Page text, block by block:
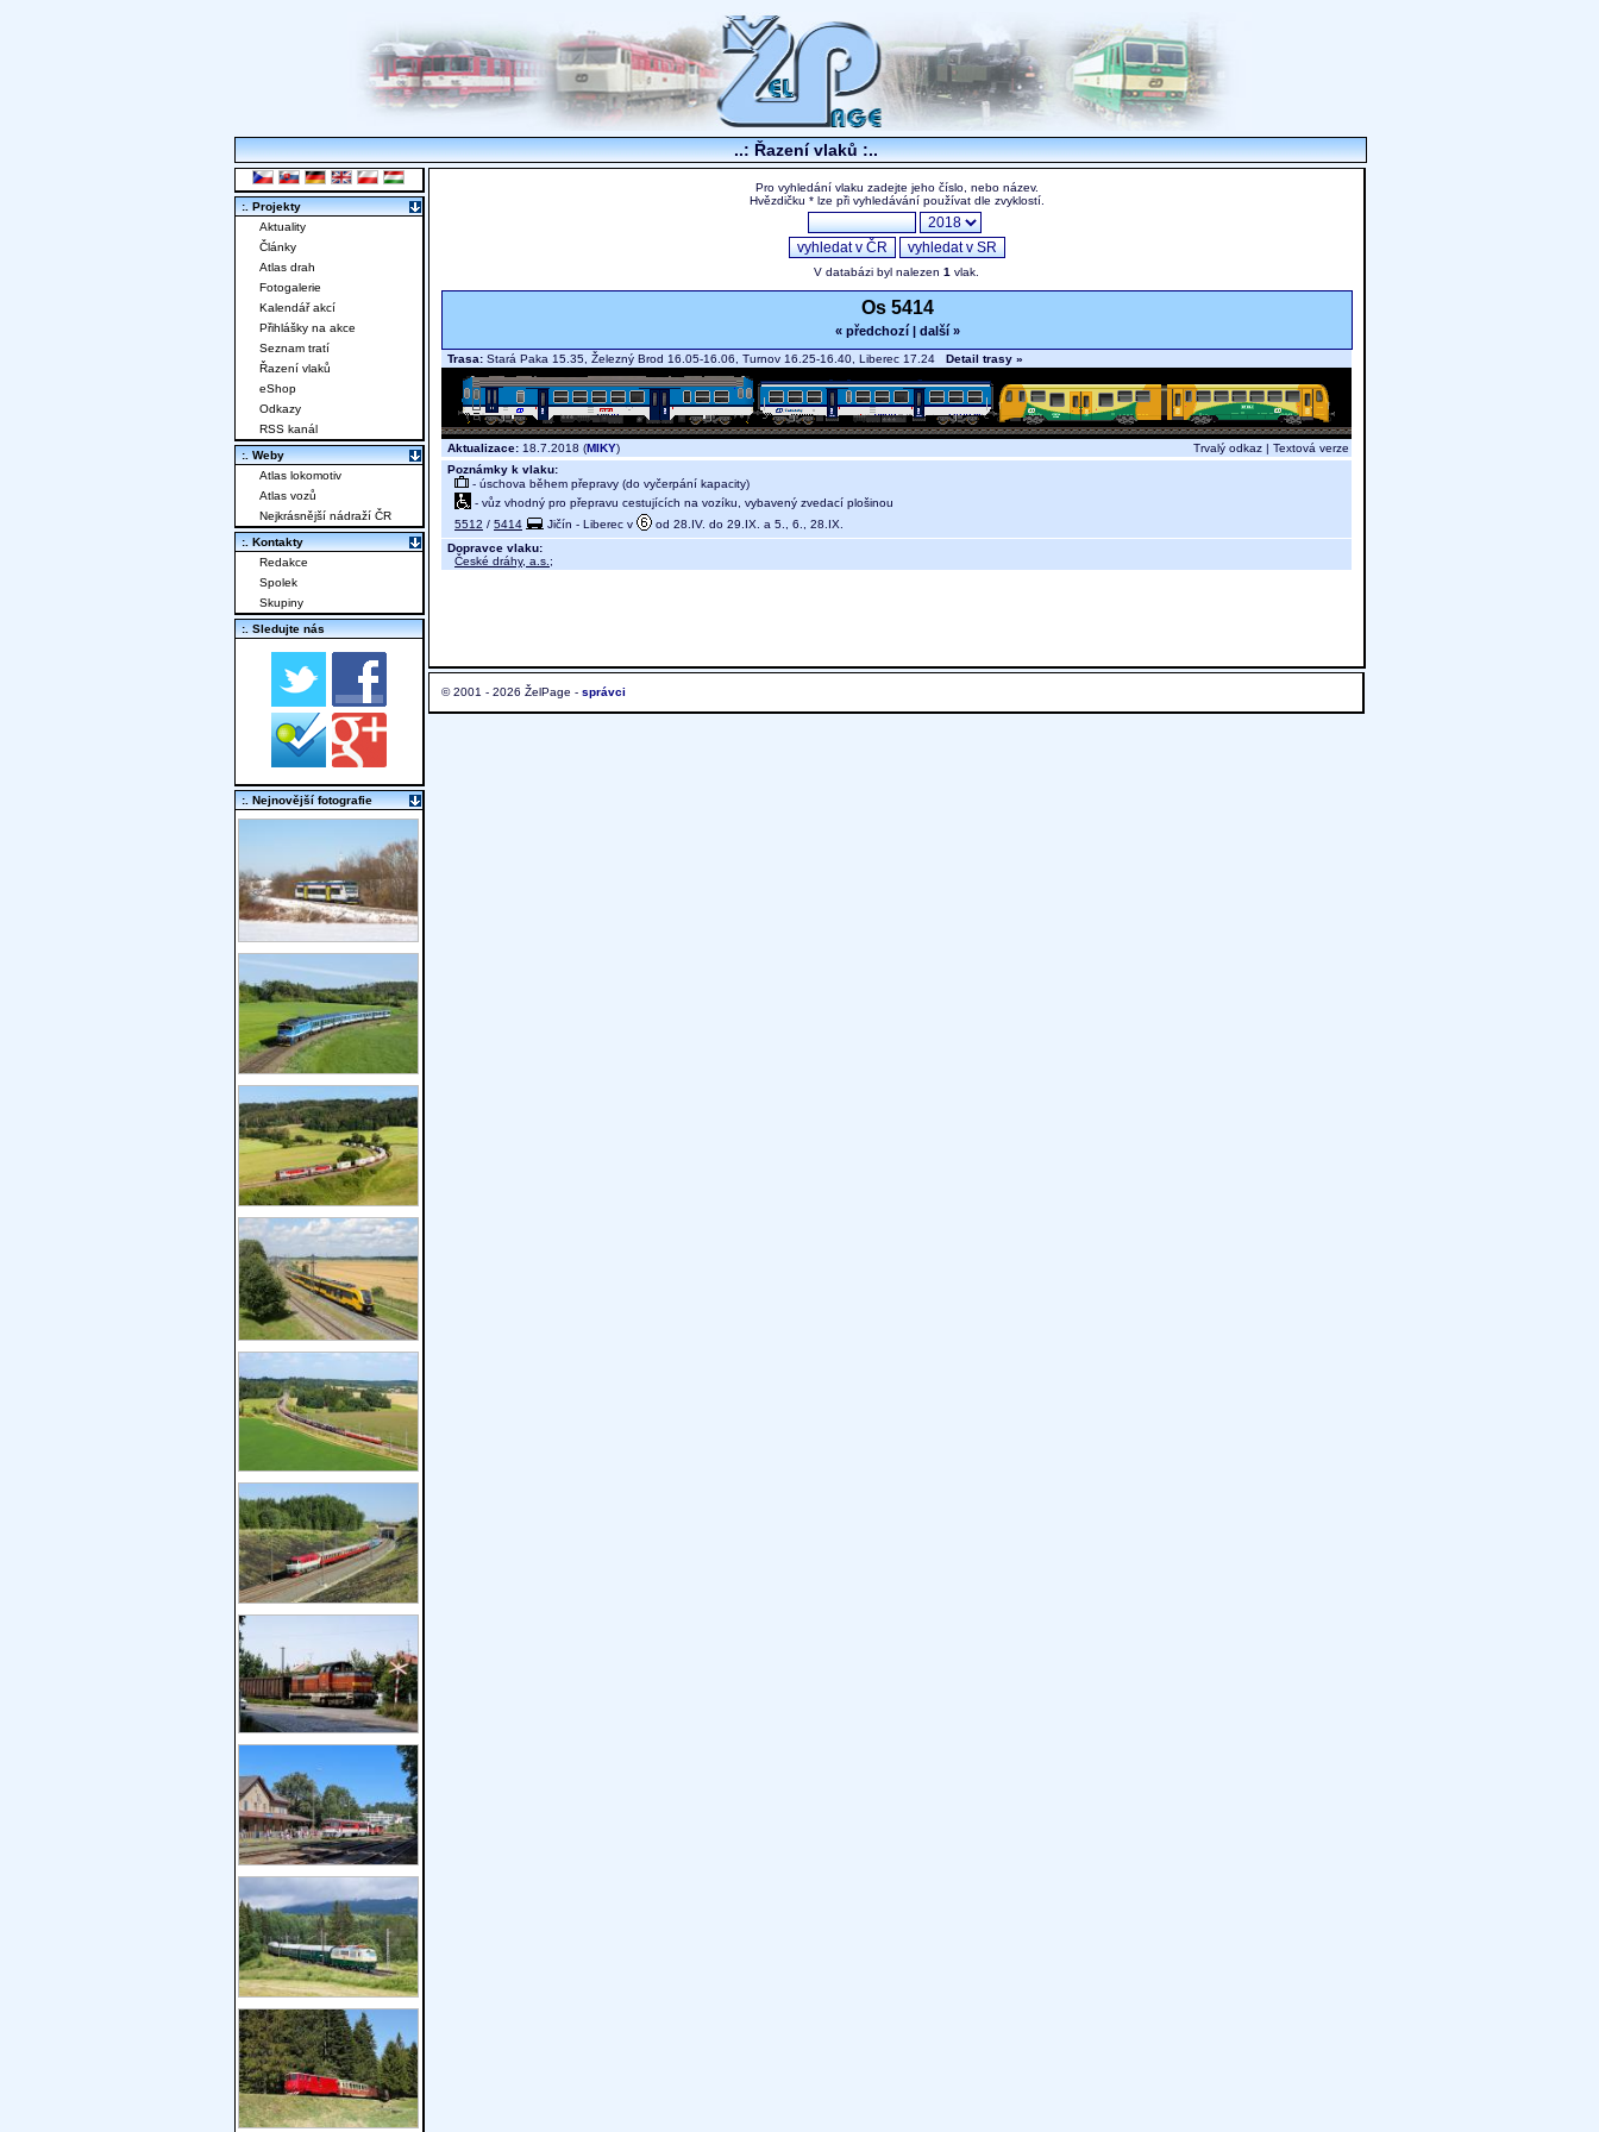
..: Řazení vlaků :..
Pro vyhledání vlaku zadejte jeho číslo, nebo název.
Hvězdičku * lze při vyhledávání používat dle zvyklostí.
V databázi byl nalezen 1 vlak.
Os 5414
« předchozí| další »
Trasa: Stará Paka 15.35, Železný Brod 16.05-16.06, Turnov 16.25-16.40, Liberec 17.24 Detail trasy »
Aktualizace: 18.7.2018 (MIKY) Trvalý odkaz | Textová verze
Poznámky k vlaku:
- úschova během přepravy (do vyčerpání kapacity)
- vůz vhodný pro přepravu cestujících na vozíku, vybavený zvedací plošinou
5512 / 5414 Jičín - Liberec v
od 28.IV. do 29.IX. a 5., 6., 28.IX.
Dopravce vlaku:
České dráhy, a.s. ;
© 2001 - 2026 ŽelPage - správci
:. Projekty
Aktuality
Články
Atlas drah
Fotogalerie
Kalendář akcí
Přihlášky na akce
Seznam tratí
Řazení vlaků
eShop
Odkazy
RSS kanál
:. Weby
Atlas lokomotiv
Atlas vozů
Nejkrásnější nádraží ČR
:. Kontakty
Redakce
Spolek
Skupiny
:. Sledujte nás
:. Nejnovější fotografie